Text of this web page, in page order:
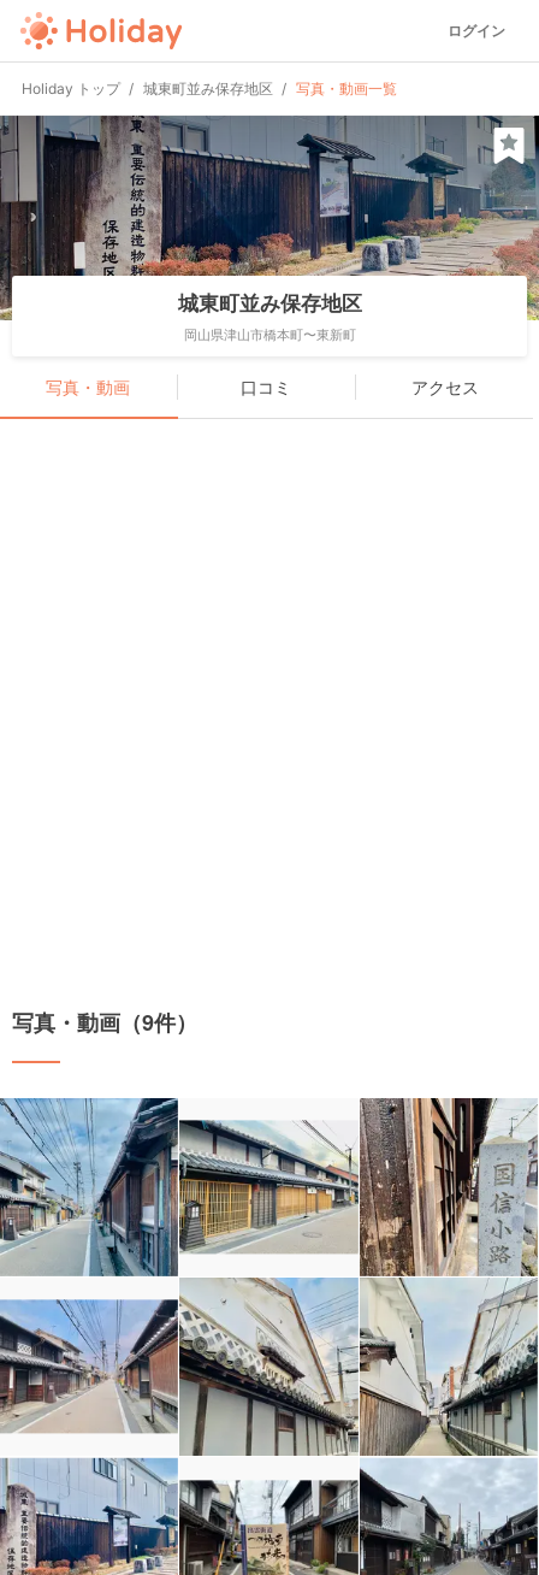
ログイン
Holiday トップ 城東町並み保存地区 写真・動画一覧
城東町並み保存地区
岡山県津山市橋本町〜東新町
写真・動画 口コミ アクセス
写真・動画（9件）